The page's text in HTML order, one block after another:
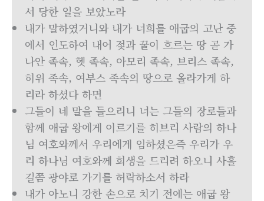
서 당한 일을 보았노라
내가 말하였거니와 내가 너희를 애굽의 고난 중
에서 인도하여 내어 젖과 꿀이 흐르는 땅 곧 가
나안 족속, 헷 족속, 아모리 족속, 브리스 족속,
히위 족속, 여부스 족속의 땅으로 올라가게 하
리라 하셨다 하면
그들이 네 말을 들으리니 너는 그들의 장로들과
함께 애굽 왕에게 이르기를 히브리 사람의 하나
님 여호와께서 우리에게 임하셨은즉 우리가 우
리 하나님 여호와께 희생을 드리려 하오니 사흘
길쯤 광야로 가기를 허락하소서 하라
내가 아노니 강한 손으로 치기 전에는 애굽 왕